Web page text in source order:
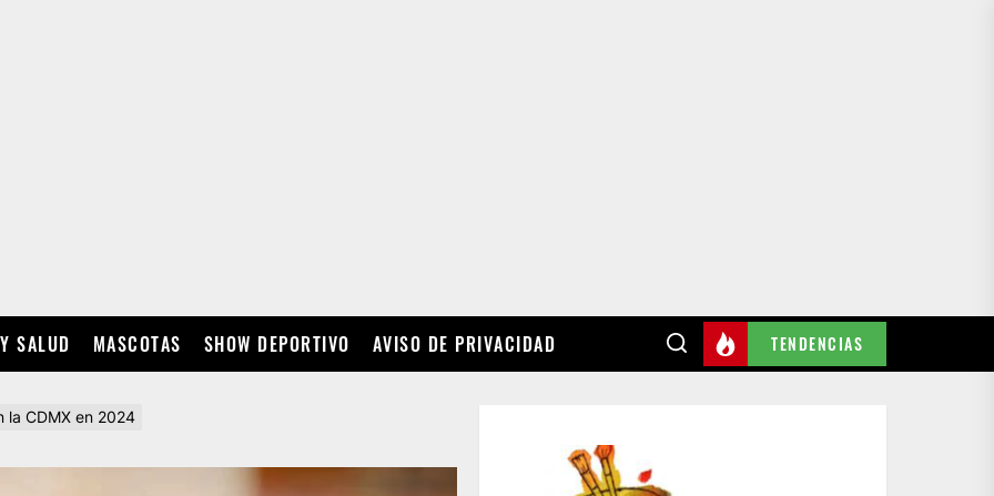
SALUD MASCOTAS SHOW DEPORTIVO AVISO DE PRIVACIDAD TENDENCIAS
la CDMX en 2024